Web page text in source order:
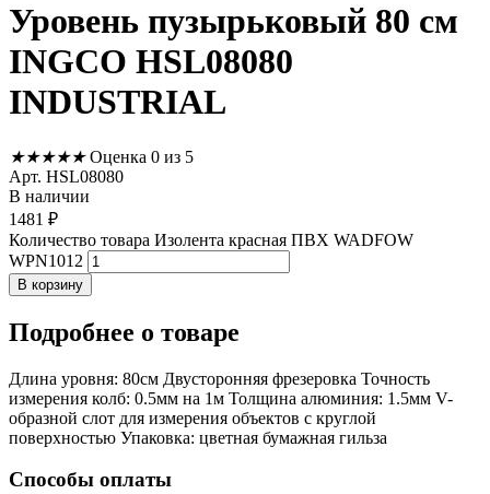
Уровень пузырьковый 80 см
INGCO HSL08080
INDUSTRIAL
★★★★★ Оценка 0 из 5
Арт. HSL08080
В наличии
1481 ₽
Количество товара Изолента красная ПВХ WADFOW
WPN1012
В корзину
Подробнее о товаре
Длина уровня: 80см Двусторонняя фрезеровка Точность
измерения колб: 0.5мм на 1м Толщина алюминия: 1.5мм V-
образной слот для измерения объектов с круглой
поверхностью Упаковка: цветная бумажная гильза
Способы оплаты